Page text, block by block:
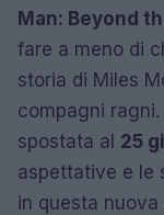
Man: Beyond
fare a meno di
storia di Miles
compagni
spostata al 25
aspettative e le
in questa